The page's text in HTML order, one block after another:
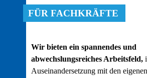
FÜR FACHKRÄFTE
Wir bieten ein spannendes und
abwechslungsreiches Arbeitsfeld,
Auseinandersetzung mit den